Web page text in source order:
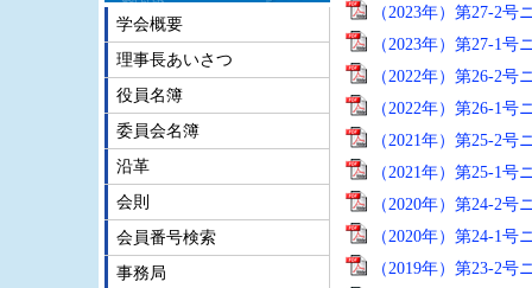
（2023年）第27-2号
（2023年）第27-1号
（2022年）第26-2号
（2022年）第26-1号
（2021年）第25-2号
（2021年）第25-1号
（2020年）第24-2号
（2020年）第24-1号
（2019年）第23-2号
学会概要
理事長あいさつ
役員名簿
委員会名簿
沿革
会則
会員番号検索
事務局